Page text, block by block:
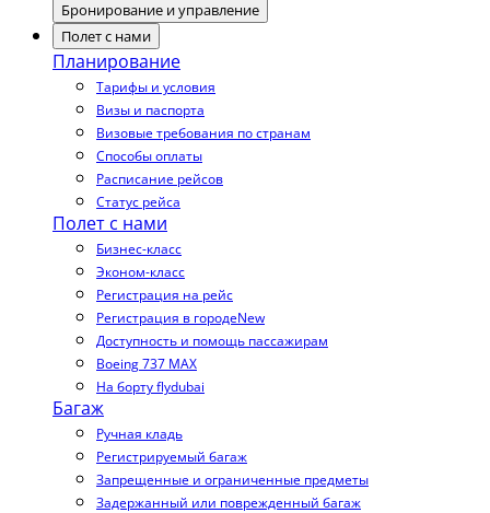
Бронирование и управление
Полет с нами
Планирование
Тарифы и условия
Визы и паспорта
Визовые требования по странам
Способы оплаты
Расписание рейсов
Статус рейса
Полет с нами
Бизнес-класс
Эконом-класс
Регистрация на рейс
Регистрация в городеNew
Доступность и помощь пассажирам
Boeing 737 MAX
На борту flydubai
Багаж
Ручная кладь
Регистрируемый багаж
Запрещенные и ограниченные предметы
Задержанный или поврежденный багаж